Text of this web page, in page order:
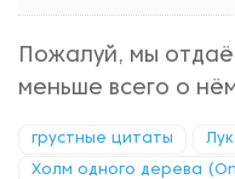
Пожалуй, мы
меньше всего о
грустные цитаты
Холм одного дерева